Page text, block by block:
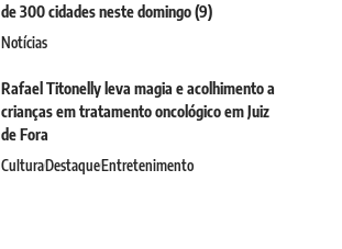
de 300 cidades neste domingo (9)
Notícias
Rafael Titonelly leva magia e acolhimento a
crianças em tratamento oncológico em Juiz
de Fora
CulturaDestaqueEntretenimento